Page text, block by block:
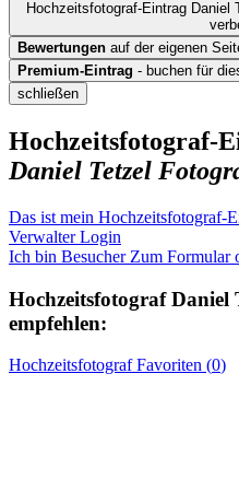
Hochzeitsfotograf-Eintrag Daniel
Bewertungen auf der eigenen
Premium-Eintrag - buchen für
schließen
Hochzeitsfotograf-
Daniel Tetzel
Das ist mein Hochzeitsfotograf-
Verwalter Login
Ich bin Besucher Zum Formular
HochzeitsfotografDaniel
empfehlen:
HochzeitsfotografFavoriten (0)